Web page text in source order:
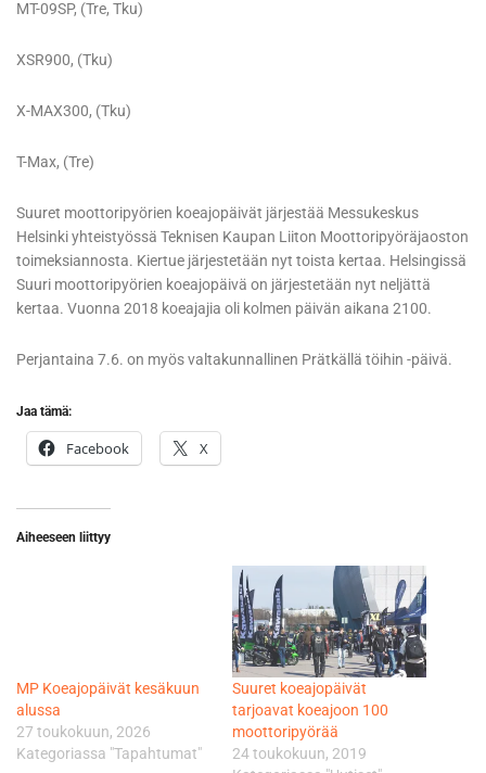
MT-09SP, (Tre, Tku)
XSR900, (Tku)
X-MAX300, (Tku)
T-Max, (Tre)
Suuret moottoripyörien koeajopäivät järjestää Messukeskus
Helsinki yhteistyössä Teknisen Kaupan Liiton Moottoripyöräjaoston
toimeksiannosta. Kiertue järjestetään nyt toista kertaa. Helsingissä
Suuri moottoripyörien koeajopäivä on järjestetään nyt neljättä
kertaa. Vuonna 2018 koeajajia oli kolmen päivän aikana 2100.
Perjantaina 7.6. on myös valtakunnallinen Prätkällä töihin -päivä.
Jaa tämä:
Facebook X
Aiheeseen liittyy
MP Koeajopäivät kesäkuun
alussa
27 toukokuun, 2026
Kategoriassa "Tapahtumat"
Suuret koeajopäivät
tarjoavat koeajoon 100
moottoripyörää
24 toukokuun, 2019